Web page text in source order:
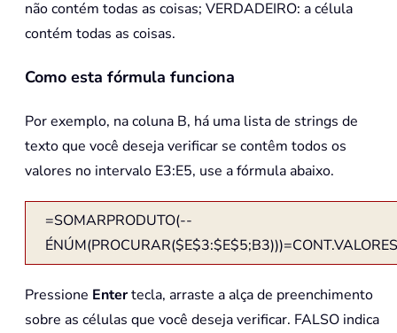
não contém todas as coisas; VERDADEIRO: a célula
contém todas as coisas.
Como esta fórmula funciona
Por exemplo, na coluna B, há uma lista de strings de
texto que você deseja verificar se contêm todos os
valores no intervalo E3:E5, use a fórmula abaixo.
=SOMARPRODUTO(--
Pressione Entertecla, arraste a alça de preenchimento
sobre as células que você deseja verificar. FALSO indica